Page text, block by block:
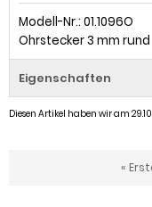
Modell-Nr.: 01.1096O
Ohrstecker 3 mm rund
Eigenschaften
Diesen Artikel haben wir am
«